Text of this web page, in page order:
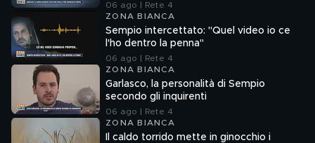
06 ago | Rete 4
ZONA BIANCA
Sempio intercettato: "Quel video io ce
l'ho dentro la penna"
06 ago | Rete 4
ZONA BIANCA
Garlasco, la personalità di Sempio
secondo gli inquirenti
06 ago | Rete 4
ZONA BIANCA
Il caldo torrido mette in ginocchio i